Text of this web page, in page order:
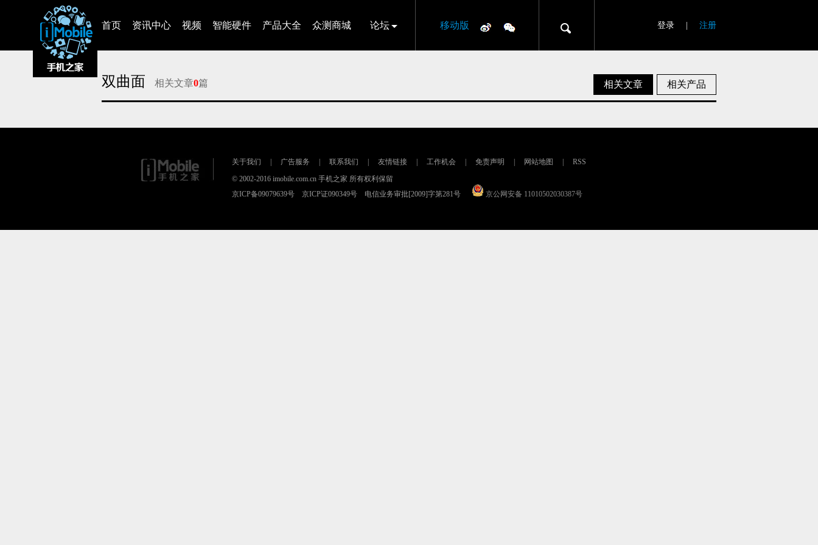
首页 资讯中心 视频 智能硬件 产品大全 众测商城 论坛 移动版 登录 注册
双曲面 相关文章0篇 相关产品
相关文章
关于我们 广告服务 联系我们 友情链接 工作机会 免责声明 网站地图
RSS
© 2002-2016 imobile.com.cn 手机之家 所有权利保留
京ICP备09079639号 京ICP证090349号 电信业务审批[2009]字第281号
京公网安备 11010502030387号